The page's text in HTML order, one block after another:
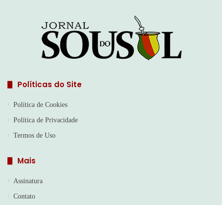
Políticas do Site
Política de Cookies
Política de Privacidade
Termos de Uso
Mais
Assinatura
Contato